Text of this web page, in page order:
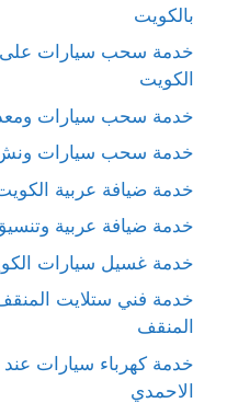
بالكويت
خدمة سحب سيارات
الكويت
خدمة سحب سيارات
خدمة سحب سيارات
خدمة ضيافة عربية الكويت 66875552 خدمة
خدمة ضيافة عربية
خدمة غسيل سيارات
خدمة فني ستلايت
المنقف
خدمة كهرباء سيارات عند
الاحمدي